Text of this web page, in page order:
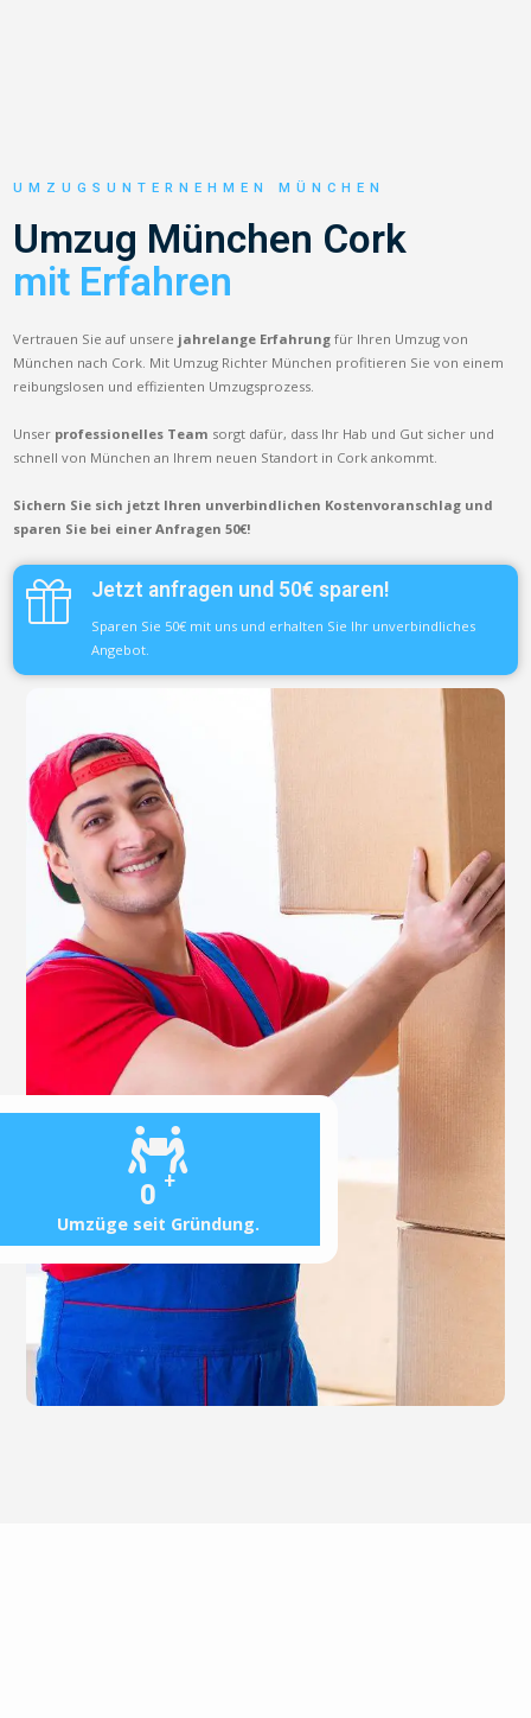
0 +
Umzüge seit Gründung.
UMZUGSUNTERNEHMEN MÜNCHEN
Umzug München Cork
mit Erfahren
Vertrauen Sie auf unsere jahrelange Erfahrung für Ihren Umzug von
München nach Cork. Mit Umzug Richter München profitieren Sie von einem
reibungslosen und effizienten Umzugsprozess.
Unser professionelles Team sorgt dafür, dass Ihr Hab und Gut sicher und
schnell von München an Ihrem neuen Standort in Cork ankommt.
Sichern Sie sich jetzt Ihren unverbindlichen Kostenvoranschlag und
sparen Sie bei einer Anfragen 50€!
Jetzt anfragen und 50€ sparen!
Sparen Sie 50€ mit uns und erhalten Sie Ihr unverbindliches
Angebot.